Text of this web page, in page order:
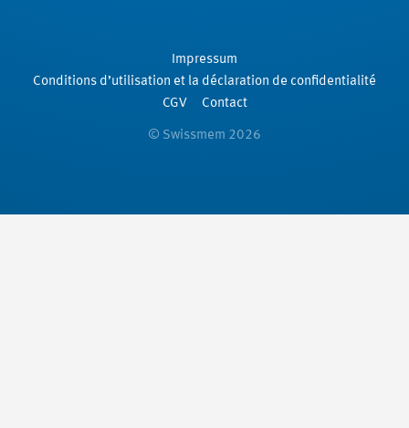
Impressum
Conditions d’utilisation et la déclaration de confidentialité
CGV
Contact
© Swissmem 2026